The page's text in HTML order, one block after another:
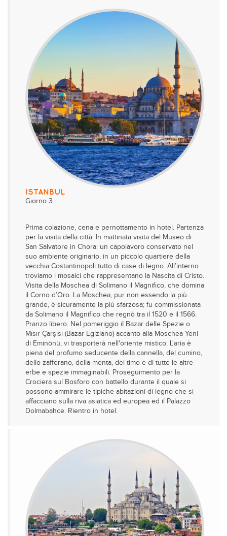
ISTANBUL
Giorno 3
Prima colazione, cena e pernottamento in hotel. Partenza
per la visita della città. In mattinata visita del Museo di
San Salvatore in Chora: un capolavoro conservato nel
suo ambiente originario, in un piccolo quartiere della
vecchia Costantinopoli tutto di case di legno. All’interno
troviamo i mosaici che rappresentano la Nascita di Cristo.
Visita della Moschea di Solimano il Magnifico, che domina
il Corno d’Oro. La Moschea, pur non essendo la più
grande, è sicuramente la più sfarzosa; fu commissionata
da Solimano il Magnifico che regnò tra il 1520 e il 1566.
Pranzo libero. Nel pomeriggio iI Bazar delle Spezie o
Mısır Çarşısı (Bazar Egiziano) accanto alla Moschea Yeni
di Eminönü, vi trasporterà nell'oriente mistico. L'aria è
piena del profumo seducente della cannella, del cumino,
dello zafferano, della menta, del timo e di tutte le altre
erbe e spezie immaginabili. Proseguimento per la
Crociera sul Bosforo con battello durante il quale si
possono ammirare le tipiche abitazioni di legno che si
affacciano sulla riva asiatica ed europea ed il Palazzo
Dolmabahce. Rientro in hotel.